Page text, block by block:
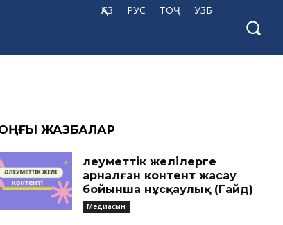
ҚАЗ РУС ТОҶ УЗБ
ЖАЗБАЛАР
Әлеуметтік желілерге
арналған контент жасау
бойынша нұсқаулық (Гайд)
Медиасын